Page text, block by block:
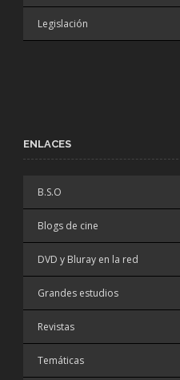
Legislación
ENLACES
B.S.O
Blogs de cine
DVD y Bluray en la red
Grandes estudios
Revistas
Temáticas